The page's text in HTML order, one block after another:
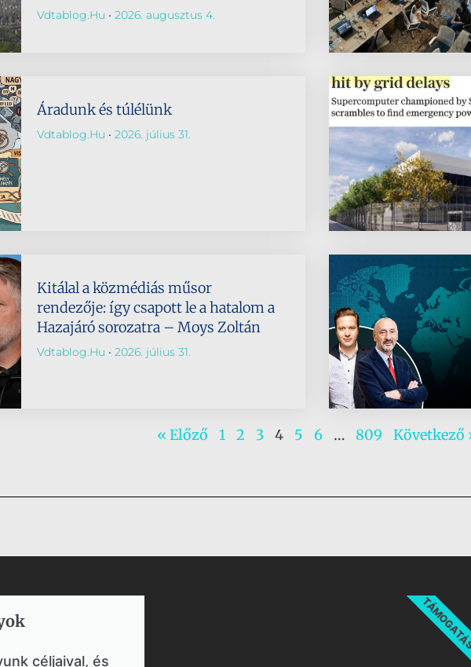
Vdtablog.hu 2026. augusztus 4.
Áradunk és túlélünk
Vdtablog.hu 2026. július 31.
Kitálal a közmédiás műsor
rendezője: így csapott le a hatalom a
Hazajáró sorozatra – Moys Zoltán
Vdtablog.hu 2026. július 31.
« Előző 1 2 3 4 5 6 … 809 Következő
céljaival, és